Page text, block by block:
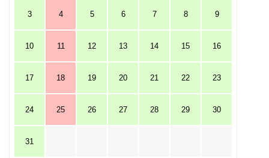
3 4 5 6 7 8 9
10 11 12 13 14 15 16
17 18 19 20 21 22 23
24 25 26 27 28 29 30
31